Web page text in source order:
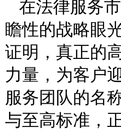
在法律服务
瞻性的战略眼
证明，真正的
力量，为客户
服务团队的名
与至高标准，